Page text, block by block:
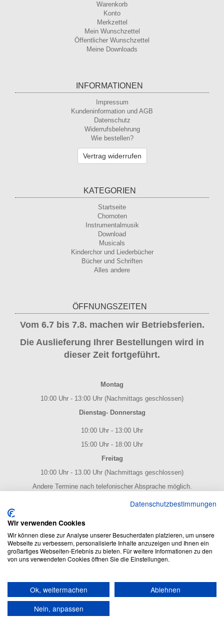
Warenkorb
Konto
Merkzettel
Mein Wunschzettel
Öffentlicher Wunschzettel
Meine Downloads
INFORMATIONEN
Impressum
Kundeninformation und AGB
Datenschutz
Widerrufsbelehrung
Wie bestellen?
Vertrag widerrufen
KATEGORIEN
Startseite
Chornoten
Instrumentalmusik
Download
Musicals
Kinderchor und Liederbücher
Bücher und Schriften
Alles andere
ÖFFNUNGSZEITEN
Vom 6.7 bis 7.8. machen wir Betriebsferien.
Die Auslieferung Ihrer Bestellungen wird in
dieser Zeit fortgeführt.
Montag
10:00 Uhr - 13:00 Uhr (Nachmittags geschlossen)
Dienstag- Donnerstag
10:00 Uhr - 13:00 Uhr
15:00 Uhr - 18:00 Uhr
Freitag
10:00 Uhr - 13.00 Uhr (Nachmittags geschlossen)
Andere Termine nach telefonischer Absprache möglich.
NOTENPOST BY ERES Edition
NOTENPOST BY ERES Edition: Der Noten Online Shop - enthält
alles rund um das Thema Noten und Musik.
Datenschutzbestimmungen
Wir verwenden Cookies
Wir können diese zur Analyse unserer Besucherdaten platzieren, um unsere
Webseite zu verbessern, personalisierte Inhalte anzuzeigen und Ihnen ein
großartiges Webseiten-Erlebnis zu bieten. Für weitere Informationen zu den
von uns verwendeten Cookies öffnen Sie die Einstellungen.
Ok, weitermachen
Ablehnen
Nein, anpassen